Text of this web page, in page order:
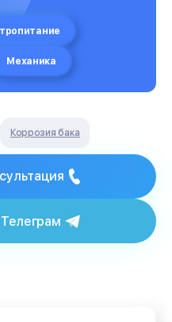
Механика
Коррозия бака